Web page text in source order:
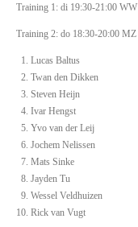
Training 1: di 19:30-21:00 WW
Training 2: do 18:30-20:00 MZ
Lucas Baltus
Twan den Dikken
Steven Heijn
Ivar Hengst
Yvo van der Leij
Jochem Nelissen
Mats Sinke
Jayden Tu
Wessel Veldhuizen
Rick van Vugt